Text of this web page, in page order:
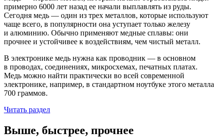
примерно 6000 лет назад ее начали выплавлять из руды.
Сегодня медь — один из трех металлов, которые используют
чаще всего, в популярности она уступает только железу
и алюминию. Обычно применяют медные сплавы: они
прочнее и устойчивее к воздействиям, чем чистый металл.
В электронике медь нужна как проводник — в основном
в проводах, соединениях, микросхемах, печатных платах.
Медь можно найти практически во всей современной
электронике, например, в стандартном ноутбуке этого металла
700 граммов.
Читать раздел
Выше, быстрее, прочнее